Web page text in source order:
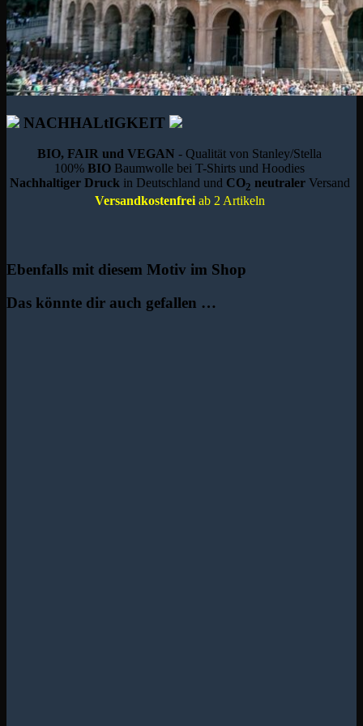
NACHHALtIGKEIT
BIO, FAIR und VEGAN - Qualität von Stanley/Stella
100%BIO Baumwolle bei T-Shirts und Hoodies
Nachhaltiger Druck in Deutschland und CO2 neutraler Versand
Versandkostenfreiab 2 Artikeln
Ebenfalls mit diesem Motiv im Shop
Das könnte dir auch gefallen …